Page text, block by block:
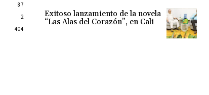
87
2
404
Exitoso lanzamiento de la novela
“Las Alas del Corazón”, en Cali